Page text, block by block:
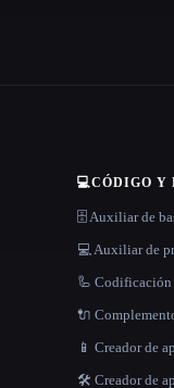
💻CÓDIGO Y
🗄️ Auxiliar de
💻 Auxiliar de
🦾 Codificación
🔌
📱 Creador de
🛠️ Creador de